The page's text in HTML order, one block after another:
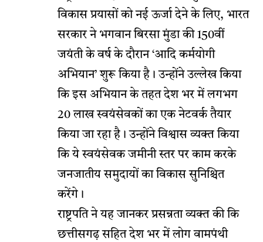
विकास प्रयासों को नई ऊर्जा देने के लिए, भारत
सरकार ने भगवान बिरसा मुंडा की 150वीं
जयंती के वर्ष के दौरान ‘आदि कर्मयोगी
अभियान’ शुरू किया है। उन्होंने उल्लेख किया
कि इस अभियान के तहत देश भर में लगभग
20 लाख स्वयंसेवकों का एक नेटवर्क तैयार
किया जा रहा है। उन्होंने विश्वास व्यक्त किया
कि ये स्वयंसेवक जमीनी स्तर पर काम करके
जनजातीय समुदायों का विकास सुनिश्चित
करेंगे।
राष्ट्रपति ने यह जानकर प्रसन्नता व्यक्त की कि
छत्तीसगढ़ सहित देश भर में लोग वामपंथी